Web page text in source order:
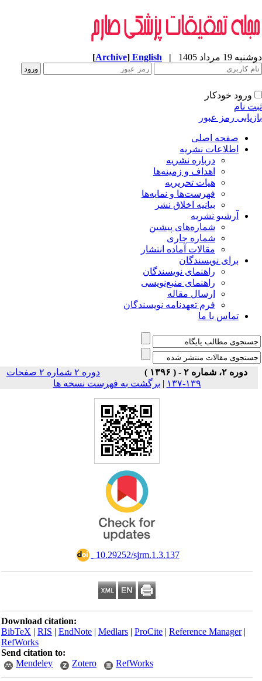
19 مرداد 1405 |
English
[Archive]
ورود خودکار
نام
رمز عبور
صفحه اصلی
اطلاعات نشریه
درباره نشریه
اهداف و زمینه‌ها
هیات تحریریه
فهرست‌ها و نمایه‌ها
بیانیه اخلاق نشر
آرشیو نشریه
شماره‌های پیشین
شماره جاری
مقالات آماده انتشار
برای نویسندگان
راهنمای نویسندگان
راهنمای منبع‌نویسی
ارسال مقاله
فرم تعهدنامه نویسندگان
تماس با ما
دوره ۲، شماره ۲ - ( ۱۳۹۶ )
دوره ۲ شماره ۲ صفحات
۱۳۹-۱۳۷
| برگشت به فهرست نسخه ها
‎ 10.29252/sjrm.1.3.137
Download citation:
BibTeX|RIS|EndNote|Medlars|ProCite|Reference Manager
RefWorks
Send citation to:
Mendeley
Zotero RefWorks